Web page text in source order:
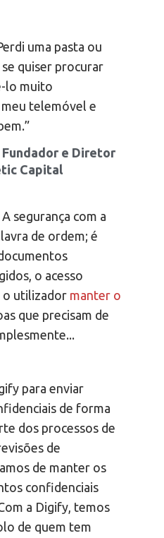
uma pasta ou
se quiser procurar
lo muito
telemóvel e
e Diretor
Capital
A segurança com a
de ordem; é
o acesso
o utilizador manter o
que precisam de
para enviar
de forma
dos processos de
de
de manter os
confidenciais
a Digify, temos
de quem tem